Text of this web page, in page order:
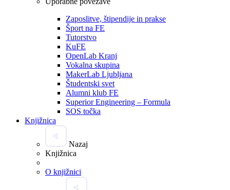
Zaposlitve, štipendije in prakse
Šport na FE
Tutorstvo
KuFE
OpenLab Kranj
Vokalna skupina
MakerLab Ljubljana
Študentski svet
Alumni klub FE
Superior Engineering – Formula
SOS točka
Knjižnica
Nazaj
Knjižnica
O knjižnici